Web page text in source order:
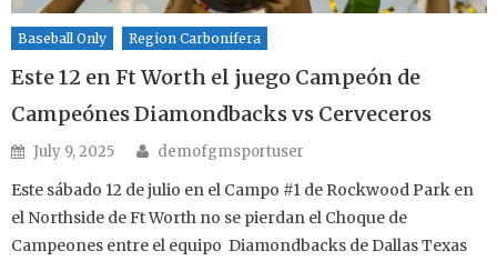
Baseball Only Region Carbonifera
Este 12 en Ft Worth el juego Campeón de
Campeónes Diamondbacks vs Cerveceros
Posted on
July 9, 2025 Author
demofgmsportuser
Este sábado 12 de julio en el Campo #1 de Rockwood Park en
el Northside de Ft Worth no se pierdan el Choque de
Campeones entre el equipo Diamondbacks de Dallas Texas